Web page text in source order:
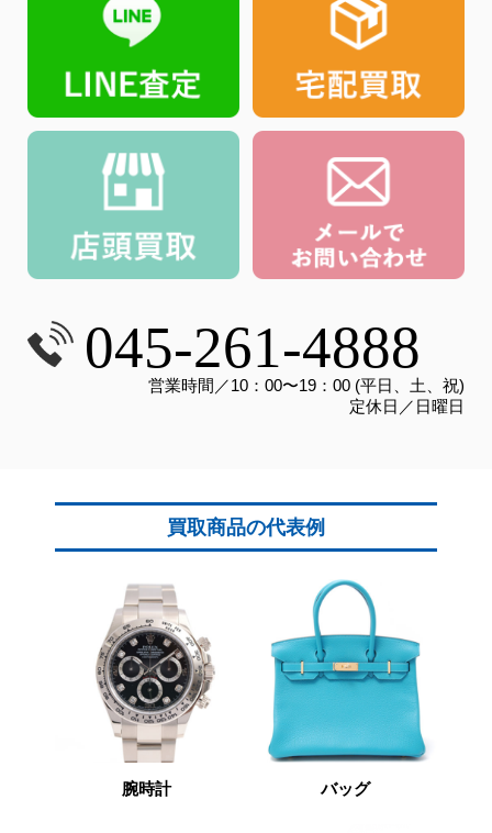
045-261-4888
営業時間／10：00〜19：00 (平日、土、祝)
定休日／日曜日
買取商品の代表例
腕時計 バッグ